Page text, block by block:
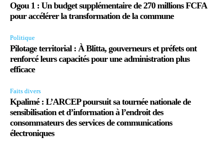
Ogou 1 : Un budget supplémentaire de 270 millions FCFA
pour accélérer la transformation de la commune
Politique
Pilotage territorial : À Blitta, gouverneurs et préfets ont
renforcé leurs capacités pour une administration plus
efficace
Faits divers
Kpalimé : L’ARCEP poursuit sa tournée nationale de
sensibilisation et d’information à l’endroit des
consommateurs des services de communications
électroniques